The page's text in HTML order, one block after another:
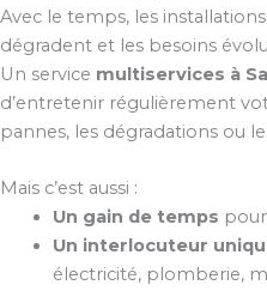
Avec le temps, les
dégradent et les besoins
Un service multiservices à
d’entretenir régulièrement
pannes, les dégradations ou
Mais c’est aussi :
Un gain de temps
Un interlocuteur
électricité, plomberie,